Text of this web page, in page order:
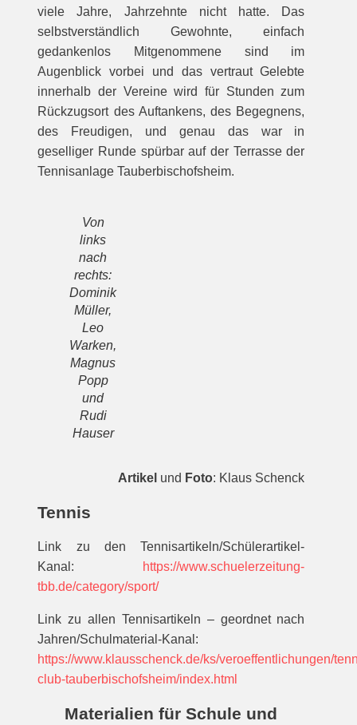
viele Jahre, Jahrzehnte nicht hatte. Das
selbstverständlich Gewohnte, einfach
gedankenlos Mitgenommene sind im
Augenblick vorbei und das vertraut Gelebte
innerhalb der Vereine wird für Stunden zum
Rückzugsort des Auftankens, des Begegnens,
des Freudigen, und genau das war in
geselliger Runde spürbar auf der Terrasse der
Tennisanlage Tauberbischofsheim.
Von
links
nach
rechts:
Dominik
Müller,
Leo
Warken,
Magnus
Popp
und
Rudi
Hauser
Artikel und Foto: Klaus Schenck
Tennis
Link zu den Tennisartikeln/Schülerartikel-
Kanal: https://www.schuelerzeitung-
tbb.de/category/sport/
Link zu allen Tennisartikeln – geordnet nach
Jahren/Schulmaterial-Kanal:
https://www.klausschenck.de/ks/veroeffentlichungen/
club-tauberbischofsheim/index.html
Materialien für Schule und